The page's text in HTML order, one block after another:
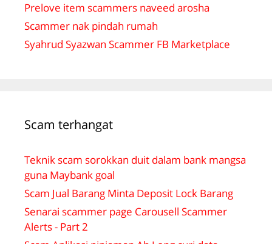
Prelove item scammers naveed arosha
Scammer nak pindah rumah
Syahrud Syazwan Scammer FB Marketplace
Scam terhangat
Teknik scam sorokkan duit dalam bank mangsa
guna Maybank goal
Scam Jual Barang Minta Deposit Lock Barang
Senarai scammer page Carousell Scammer
Alerts - Part 2